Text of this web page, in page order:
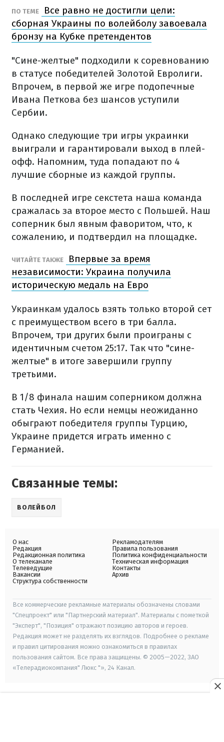
ПО ТЕМЕ
Все равно не достигли цели:
сборная Украины по волейболу завоевала
бронзу на Кубке претендентов
"Сине-желтые" подходили к соревнованию
в статусе победителей Золотой Евролиги.
Впрочем, в первой же игре подопечные
Ивана Петкова без шансов уступили
Сербии.
Однако следующие три игры украинки
выиграли и гарантировали выход в плей-
офф. Напомним, туда попадают по 4
лучшие сборные из каждой группы.
В последней игре секстета наша команда
сражалась за второе место с Польшей. Наш
соперник был явным фаворитом, что, к
сожалению, и подтвердил на площадке.
ЧИТАЙТЕ ТАКЖЕ
Впервые за время
независимости: Украина получила
историческую медаль на Евро
Украинкам удалось взять только второй сет
с преимуществом всего в три балла.
Впрочем, три других были проиграны с
идентичным счетом 25:17. Так что "сине-
желтые" в итоге завершили группу
третьими.
В 1/8 финала нашим соперником должна
стать Чехия. Но если немцы неожиданно
обыграют победителя группы Турцию,
Украине придется играть именно с
Германией.
Связанные темы:
ВОЛЕЙБОЛ
О нас
Редакция
Редакционная политика
О телеканале
Телеведущие
Вакансии
Структура собственности
Рекламодателям
Правила пользования
Политика конфиденциальности
Техническая информация
Контакты
Архив
Все коммерческие рекламные материалы обозначены словами
"Спецпроект" или "Партнерский материал". Материалы с пометкой
"Эксперт", "Позиция" отражают позицию авторов и героев.
Редакция может не разделять их взглядов. Подробнее о рекламе
и правил цитирования можно ознакомиться в правилах
пользования сайтом. Все права защищены. © 2005—2022, ЗАО
«Телерадиокомпания" Люкс "», 24 Канал.